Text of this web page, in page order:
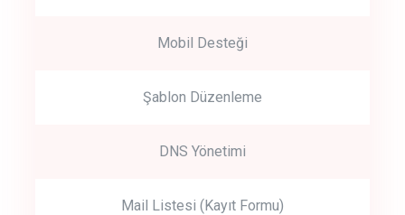
Mobil Desteği
Şablon Düzenleme
DNS Yönetimi
Mail Listesi (Kayıt Formu)